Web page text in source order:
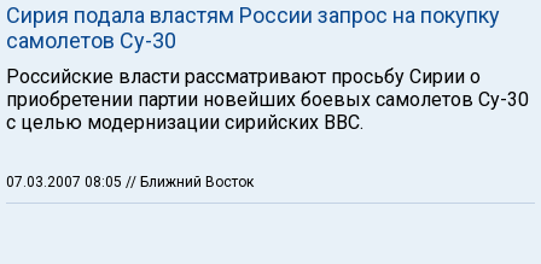
Сирия подала властям России запрос на покупку
самолетов Су-30
Российские власти рассматривают просьбу Сирии о
приобретении партии новейших боевых самолетов Су-30
с целью модернизации сирийских ВВС.
07.03.2007 08:05 // Ближний Восток